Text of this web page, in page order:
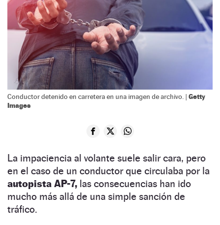
Conductor detenido en carretera en una imagen de archivo. | Getty
Images
La impaciencia al volante suele salir cara, pero
en el caso de un conductor que circulaba por la
autopista AP-7, las consecuencias han ido
mucho más allá de una simple sanción de
tráfico.